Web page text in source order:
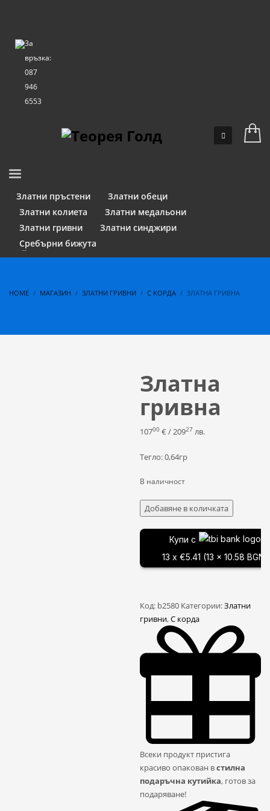
За
връзка:
087
946
6553
Златни пръстени
Златни обеци
Златни колиета
Златни медальони
Златни гривни
Златни синджири
Сребърни бижута
HOME МАГАЗИН ЗЛАТНИ ГРИВНИ С КОРДА ЗЛАТНА ГРИВНА
Златна
гривна
10700 € / 20927 лв.
Тегло: 0,64гр
В наличност
количество
за
Златна
Добавяне в количката
Купи с
13 x €5.41 (13 x 10.58 BGN)
Код: b2580 Категории:Златни
гривни,С корда
Всеки продукт пристига
красиво опакован встилна
подаръчна кутийка, готов за
подаряване!